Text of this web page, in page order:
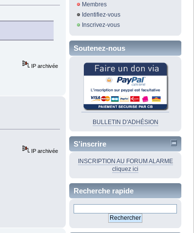
IP archivée
IP archivée
Membres
Identifiez-vous
Inscrivez-vous
Soutenez-nous
BULLETIN D'ADHÉSION
S'inscrire
INSCRIPTION AU FORUM ALARME
cliquez ici
Recherche rapide